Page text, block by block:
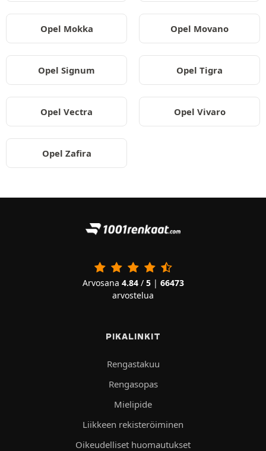
Opel Mokka Opel Movano
Opel Signum Opel Tigra
Opel Vectra Opel Vivaro
Opel Zafira
Arvosana 4.84/ 5| 66473
arvostelua
PIKALINKIT
Rengastakuu
Rengasopas
Mielipide
Liikkeen rekisteröiminen
Oikeudelliset huomautukset